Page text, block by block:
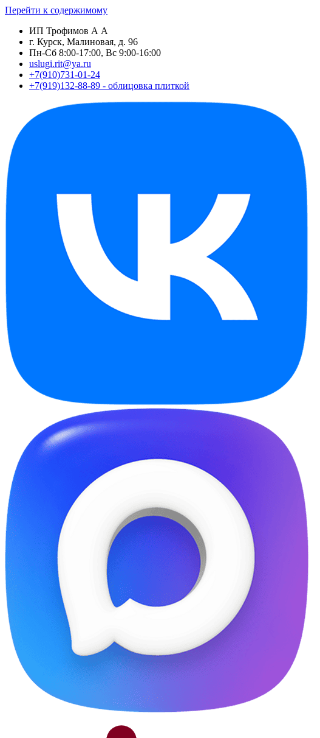
Перейти к содержимому
ИП Трофимов А А
г. Курск, Малиновая, д. 96
Пн-Сб 8:00-17:00, Вс 9:00-16:00
uslugi.rit@ya.ru
+7(910)731-01-24
+7(919)132-88-89 - облицовка плиткой